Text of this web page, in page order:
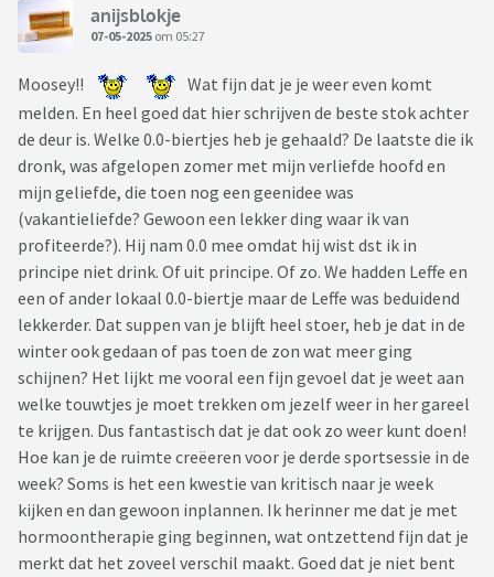
De tabel is overgezet van de laatste versie van Viva. Om het
topic actief te houden, worden niet-actieve meeschrijvers na
een paar weken uit de tabel verwijderd. (tenzij je iets hebt
laten horen en bijvoorbeeld even tijdelijk stopt)
Wil je ook in de tabel (of juist eruit!) of wil je je gegevens
wijzigen? Laat dit weten met een persoonlijk berichtje aan
SamenAfvallen, RandomWriter of anijsblokje, of schrijf in dit
topic.
De ervaring leert dat we in dit topic vaak uitgebreid op elkaar
ingaan en dat levert soms lange posts op.
Schrijf je liever kortere berichtjes, geen probleem: voel je
welkom om te doen wat jij zelf prettig vindt! Ook als je liever
niet in de tabel wil, geen probleem!
Naam Leeftijd Lengte
Startgewicht
+ datum
JEMMER 25 163 109
anijsblokje
07-05-2025 om 05:27
Moosey!!
Wat fijn dat je je weer even komt
melden. En heel goed dat hier schrijven de beste stok achter
de deur is. Welke 0.0-biertjes heb je gehaald? De laatste die ik
dronk, was afgelopen zomer met mijn verliefde hoofd en
mijn geliefde, die toen nog een geenidee was
(vakantieliefde? Gewoon een lekker ding waar ik van
profiteerde?). Hij nam 0.0 mee omdat hij wist dst ik in
principe niet drink. Of uit principe. Of zo. We hadden Leffe en
een of ander lokaal 0.0-biertje maar de Leffe was beduidend
lekkerder. Dat suppen van je blijft heel stoer, heb je dat in de
winter ook gedaan of pas toen de zon wat meer ging
schijnen? Het lijkt me vooral een fijn gevoel dat je weet aan
welke touwtjes je moet trekken om jezelf weer in her gareel
te krijgen. Dus fantastisch dat je dat ook zo weer kunt doen!
Hoe kan je de ruimte creëeren voor je derde sportsessie in de
week? Soms is het een kwestie van kritisch naar je week
kijken en dan gewoon inplannen. Ik herinner me dat je met
hormoontherapie ging beginnen, wat ontzettend fijn dat je
merkt dat het zoveel verschil maakt. Goed dat je niet bent